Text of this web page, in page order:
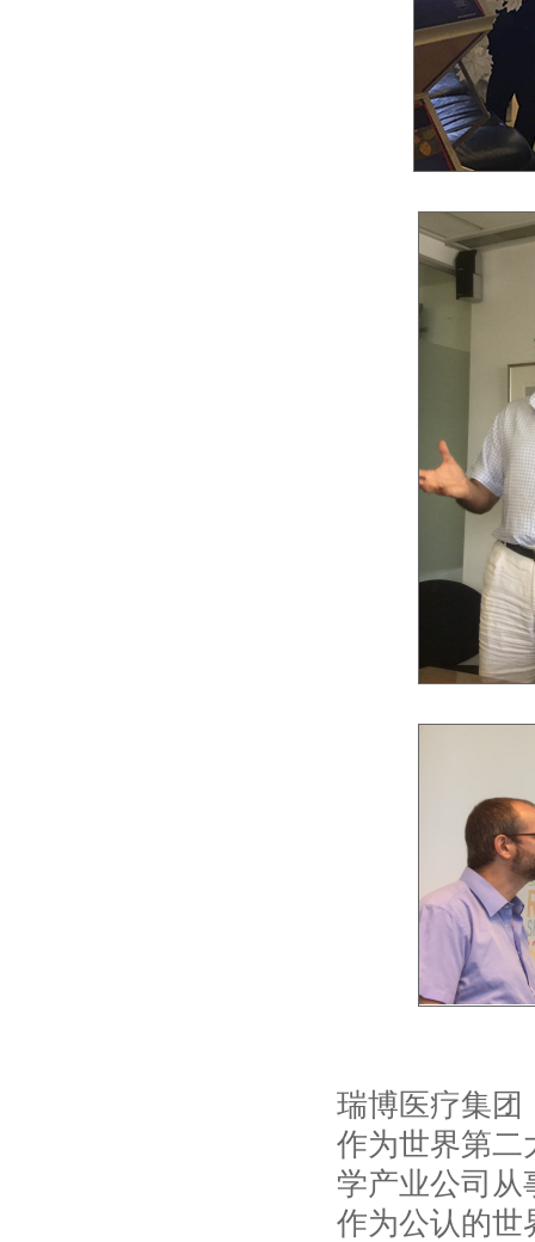
瑞博医疗集团
作为世界第二
学产业公司从
作为公认的世